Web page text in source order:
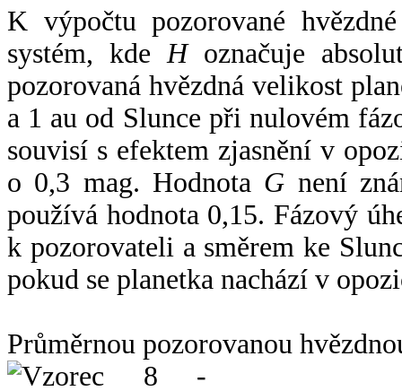
K výpočtu pozorované
systém, kde Hoznačuje
pozorovaná hvězdná velikost
a 1 au od Slunce při nulovém
souvisí s efektem zjasnění v
o 0,3 mag. Hodnota G není
používá hodnota 0,15. Fázový
k pozorovateli a směrem ke
pokud se planetka nachází v
Průměrnou pozorovanou